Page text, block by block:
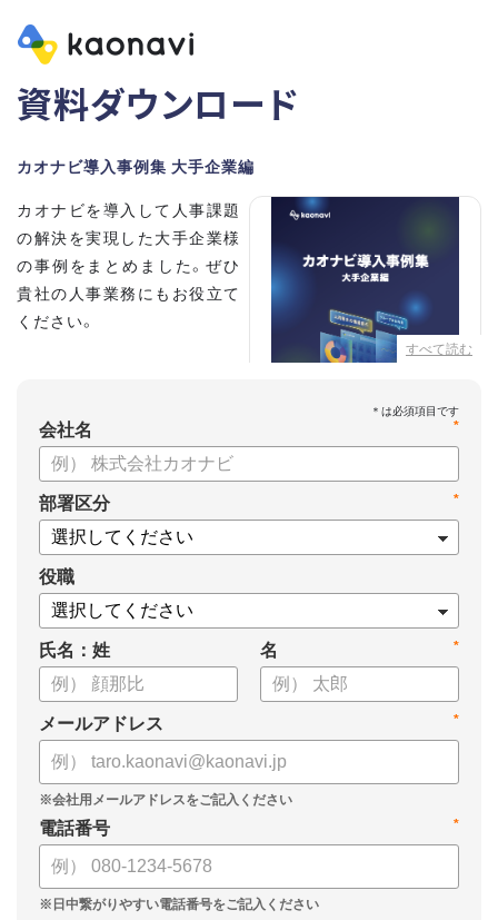
資料ダウンロード
カオナビ導入事例集 大手企業編
すべて読む
カオナビを導入して人事課題
の解決を実現した大手企業様
の事例をまとめました。ぜひ
貴社の人事業務にもお役立て
ください。
・本田技研工業株式会社
・沖電気工業株式会社
・三菱UFJニコス株式会社
・SOMPOひまわり生命保険株式会社
・スミセイ情報システム株式会社
*
会社名
*
部署区分
役職
氏名：姓 *
名
*
メールアドレス
*
電話番号